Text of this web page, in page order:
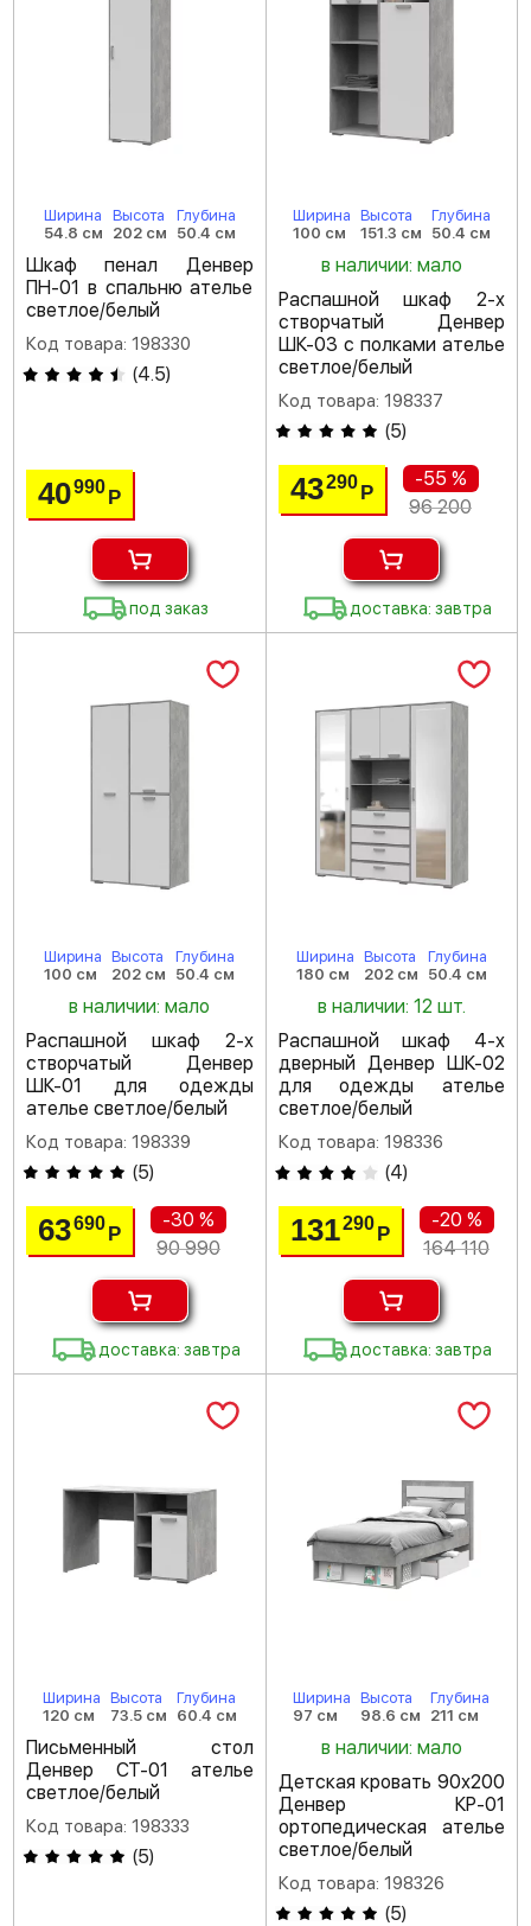
Ширина
54.8 см
Высота
202 см
Глубина
50.4 см
Шкаф пенал Денвер
ПН-01 в спальню ателье
светлое/белый
Код товара: 198330
(4.5)
40990Р
под заказ
Ширина
100 см
Высота
151.3 см
Глубина
50.4 см
в наличии: мало
Распашной шкаф 2-х
створчатый Денвер
ШК-03 с полками ателье
светлое/белый
Код товара: 198337
(5)
43290 Р
-55 %
96 200
доставка: завтра
Ширина
100 см
Высота
202 см
Глубина
50.4 см
в наличии: мало
Распашной шкаф 2-х
створчатый Денвер
ШК-01 для одежды
ателье светлое/белый
Код товара: 198339
(5)
63690Р
-30 %
90 990
доставка: завтра
Ширина
180 см
Высота
202 см
Глубина
50.4 см
в наличии: 12 шт.
Распашной шкаф 4-х
дверный Денвер ШК-02
для одежды ателье
светлое/белый
Код товара: 198336
(4)
131290 Р
-20 %
164 110
доставка: завтра
Ширина
120 см
Высота
73.5 см
Глубина
60.4 см
Письменный стол
Денвер СТ-01 ателье
светлое/белый
Код товара: 198333
(5)
Ширина
97 см
Высота
98.6 см
Глубина
211 см
в наличии: мало
Детская кровать 90х200
Денвер КР-01
ортопедическая ателье
светлое/белый
Код товара: 198326
(5)